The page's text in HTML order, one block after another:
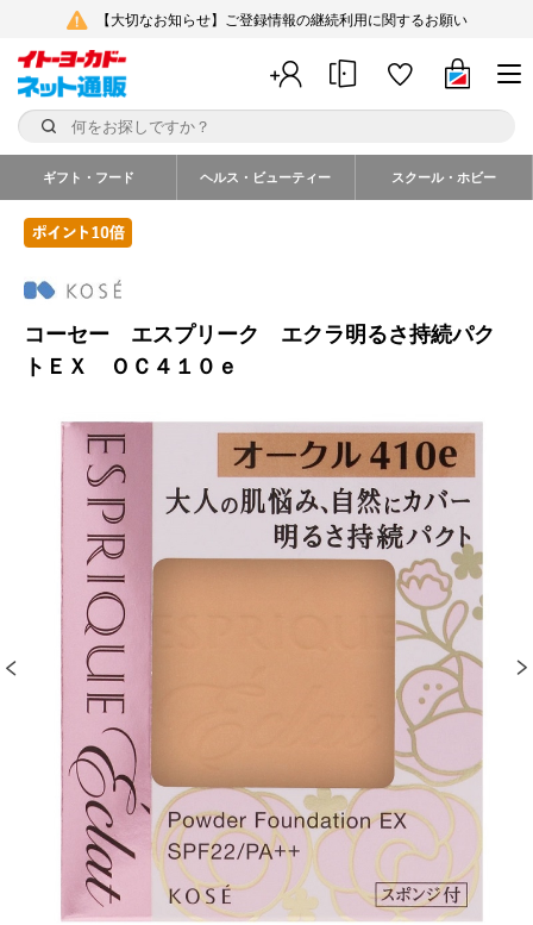
【大切なお知らせ】ご登録情報の継続利用に関するお願い
ギフト・フード ヘルス・ビューティー スクール・ホビー
コーセー エスプリーク エクラ明るさ持続パク
トＥＸ ＯＣ４１０ｅ